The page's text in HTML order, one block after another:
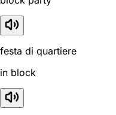
festa di quartiere
in block